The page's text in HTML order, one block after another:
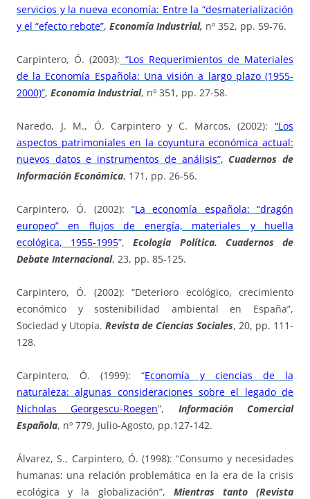
servicios y la nueva economía: Entre la “desmaterialización
y el “efecto rebote”, Economía Industrial, nº 352, pp. 59-76.
Carpintero, Ó. (2003): “Los Requerimientos de Materiales
de la Economía Española: Una visión a largo plazo (1955-
2000)”, Economía Industrial, nº 351, pp. 27-58.
Naredo, J. M., Ó. Carpintero y C. Marcos, (2002): “Los
aspectos patrimoniales en la coyuntura económica actual:
nuevos datos e instrumentos de análisis”, Cuadernos de
Información Económica, 171, pp. 26-56.
Carpintero, Ó. (2002): “La economía española: “dragón
europeo” en flujos de energía, materiales y huella
ecológica, 1955-1995”,Ecología Política. Cuadernos de
Debate Internacional, 23, pp. 85-125.
Carpintero, Ó. (2002): “Deterioro ecológico, crecimiento
económico y sostenibilidad ambiental en España”,
Sociedad y Utopía. Revista de Ciencias Sociales, 20, pp. 111-
128.
Carpintero, Ó. (1999): “Economía y ciencias de la
naturaleza: algunas consideraciones sobre el legado de
Nicholas Georgescu-Roegen”, Información Comercial
Española, nº 779, Julio-Agosto, pp.127-142.
Álvarez, S., Carpintero, Ó. (1998): “Consumo y necesidades
humanas: una relación problemática en la era de la crisis
ecológica y la globalización”, Mientras tanto (Revista